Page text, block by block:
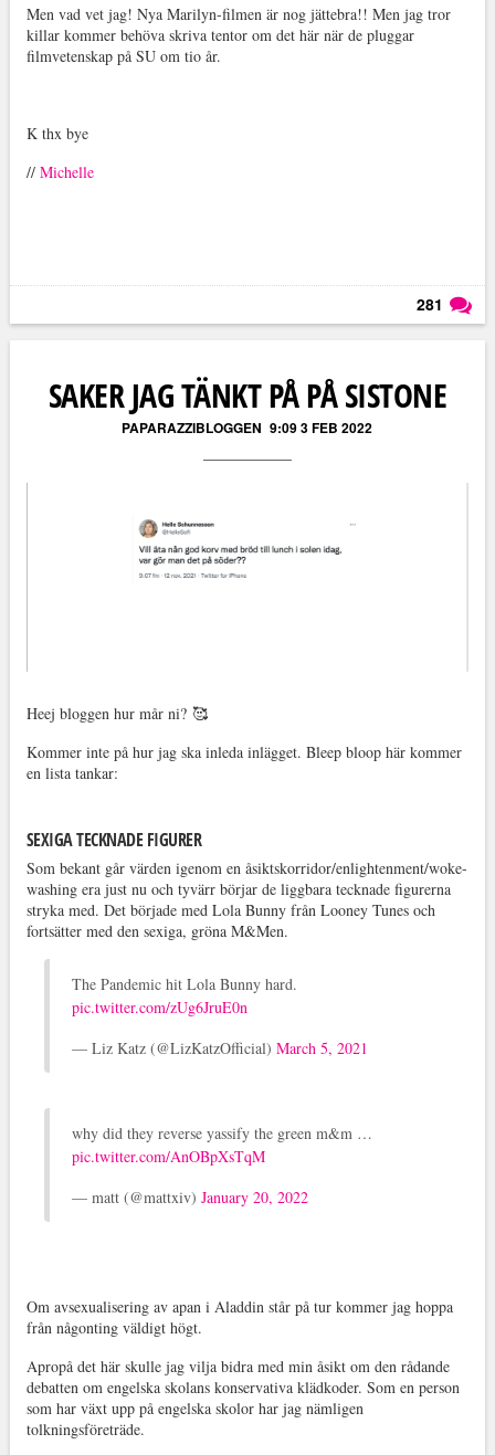
Men vad vet jag! Nya Marilyn-filmen är nog jättebra!! Men jag tror
killar kommer behöva skriva tentor om det här när de pluggar
filmvetenskap på SU om tio år.
K thx bye
// Michelle
281
SAKER JAG TÄNKT PÅ PÅ SISTONE
PAPARAZZIBLOGGEN 9:09 3 FEB 2022
Heej bloggen hur mår ni? 🥰
Kommer inte på hur jag ska inleda inlägget. Bleep bloop här kommer
en lista tankar:
SEXIGA TECKNADE FIGURER
Som bekant går värden igenom en åsiktskorridor/enlightenment/woke-
washing era just nu och tyvärr börjar de liggbara tecknade figurerna
stryka med. Det började med Lola Bunny från Looney Tunes och
fortsätter med den sexiga, gröna M&Men.
The Pandemic hit Lola Bunny hard.
pic.twitter.com/zUg6JruE0n
— Liz Katz (@LizKatzOfficial) March 5, 2021
why did they reverse yassify the green m&m …
pic.twitter.com/AnOBpXsTqM
— matt (@mattxiv) January 20, 2022
Om avsexualisering av apan i Aladdin står på tur kommer jag hoppa
från någonting väldigt högt.
Apropå det här skulle jag vilja bidra med min åsikt om den rådande
debatten om engelska skolans konservativa klädkoder. Som en person
som har växt upp på engelska skolor har jag nämligen
tolkningsföreträde.